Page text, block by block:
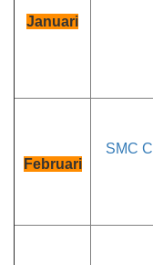
Januari
Februari
SMC